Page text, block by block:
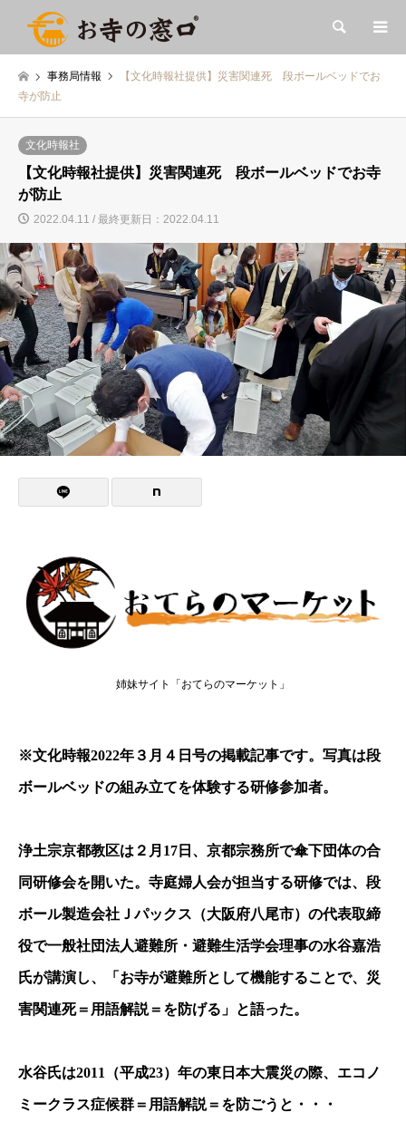
検索
事務局情報
【文化時報社提供】災害関連死 段ボールベッドでお
寺が防止
文化時報社
【文化時報社提供】災害関連死 段ボールベッドでお寺
が防止
2022.04.11 / 最終更新日：2022.04.11
姉妹サイト「おてらのマーケット」
※文化時報2022年３月４日号の掲載記事です。写真は段
ボールベッドの組み立てを体験する研修参加者。
浄土宗京都教区は２月17日、京都宗務所で傘下団体の合
同研修会を開いた。寺庭婦人会が担当する研修では、段
ボール製造会社Ｊパックス（大阪府八尾市）の代表取締
役で一般社団法人避難所・避難生活学会理事の水谷嘉浩
氏が講演し、「お寺が避難所として機能することで、 災
害関連死＝用語解説＝ を防げる」と語った。
水谷氏は2011（平成23）年の東日本大震災の際、 エコノ
ミークラス症候群＝用語解説＝ を防ごうと・・・